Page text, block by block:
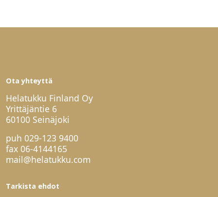
Ota yhteyttä
Helatukku Finland Oy
Yrittäjäntie 6
60100 Seinäjoki
puh 029-123 9400
fax 06-4144165
mail@helatukku.com
Tarkista ehdot